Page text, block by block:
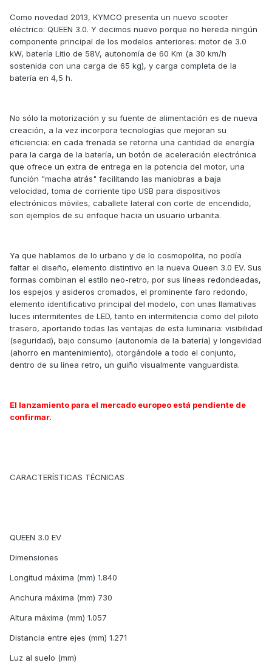
Como novedad 2013, KYMCO presenta un nuevo scooter
eléctrico: QUEEN 3.0. Y decimos nuevo porque no hereda ningún
componente principal de los modelos anteriores: motor de 3.0
kW, batería Litio de 58V, autonomía de 60 Km (a 30 km/h
sostenida con una carga de 65 kg), y carga completa de la
batería en 4,5 h.
No sólo la motorización y su fuente de alimentación es de nueva
creación, a la vez incorpora tecnologías que mejoran su
eficiencia: en cada frenada se retorna una cantidad de energía
para la carga de la batería, un botón de aceleración electrónica
que ofrece un extra de entrega en la potencia del motor, una
función "macha atrás" facilitando las maniobras a baja
velocidad, toma de corriente tipo USB para dispositivos
electrónicos móviles, caballete lateral con corte de encendido,
son ejemplos de su enfoque hacia un usuario urbanita.
Ya que hablamos de lo urbano y de lo cosmopolita, no podía
faltar el diseño, elemento distintivo en la nueva Queen 3.0 EV. Sus
formas combinan el estilo neo-retro, por sus líneas redondeadas,
los espejos y asideros cromados, el prominente faro redondo,
elemento identificativo principal del modelo, con unas llamativas
luces intermitentes de LED, tanto en intermitencia como del piloto
trasero, aportando todas las ventajas de esta luminaria: visibilidad
(seguridad), bajo consumo (autonomía de la batería) y longevidad
(ahorro en mantenimiento), otorgándole a todo el conjunto,
dentro de su línea retro, un guiño visualmente vanguardista.
El lanzamiento para el mercado europeo está pendiente de
confirmar.
CARACTERÍSTICAS TÉCNICAS
QUEEN 3.0 EV
Dimensiones
Longitud máxima (mm) 1.840
Anchura máxima (mm) 730
Altura máxima (mm) 1.057
Distancia entre ejes (mm) 1.271
Luz al suelo (mm)